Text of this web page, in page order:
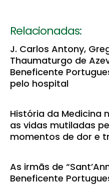
Relacionadas:
J. Carlos Antony,
Thaumaturgo de
Beneficente
pelo hospital
História da Medicina
as vidas mutiladas
momentos de dor e
As irmãs de
Beneficente